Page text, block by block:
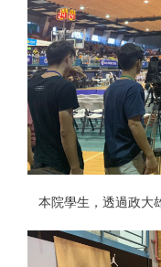
本院學生，透過政大